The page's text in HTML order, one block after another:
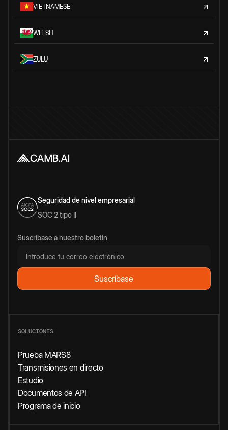
VIETNAMESE
WELSH
ZULU
Seguridad de nivel empresarial
SOC 2 tipo II
Suscríbase a nuestro boletín
SOLUCIONES
Prueba MARS8
Transmisiones en directo
Estudio
Documentos de API
Programa de inicio